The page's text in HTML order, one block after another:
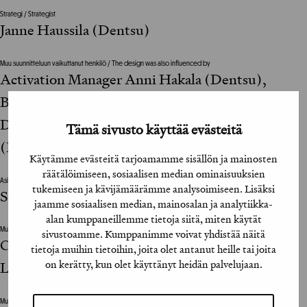
Tämä sivusto käyttää evästeitä
Käytämme evästeitä tarjoamamme sisällön ja mainosten
räätälöimiseen, sosiaalisen median ominaisuuksien
tukemiseen ja kävijämäärämme analysoimiseen. Lisäksi
jaamme sosiaalisen median, mainosalan ja analytiikka-
alan kumppaneillemme tietoja siitä, miten käytät
sivustoamme. Kumppanimme voivat yhdistää näitä
tietoja muihin tietoihin, joita olet antanut heille tai joita
on kerätty, kun olet käyttänyt heidän palvelujaan.
Strategi / Strategist
Janne Haussila (Dentsu)
Muu suunnitteluun vaikuttanut henkilö / The design was also influenced by
Activation Manager Anni Hakala (Dentsu),
Broadcast Specialist Juho Kainulainen (Dentsu),
Digital Media Specialist Tuomas Volanen
(Dentsu)
Asiakkaan vastuuhenkilö / Client’s Representative
Sami Särkelä
Muu suunnitteluun vaikuttanut henkilö / The design was also influenced by
Chief Executive Officer Mikko Rosvall (Lucy
Loves Stories)
Muu suunnitteluun vaikuttanut henkilö / The design was also influenced by